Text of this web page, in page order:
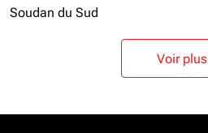
Soudan du Sud
Voir plus